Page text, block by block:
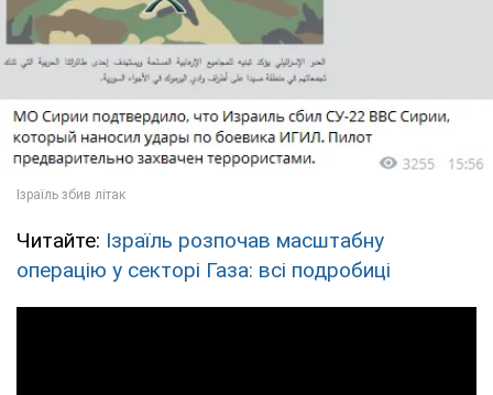
Читайте: Ізраїль розпочав масштабну
операцію у секторі Газа: всі подробиці